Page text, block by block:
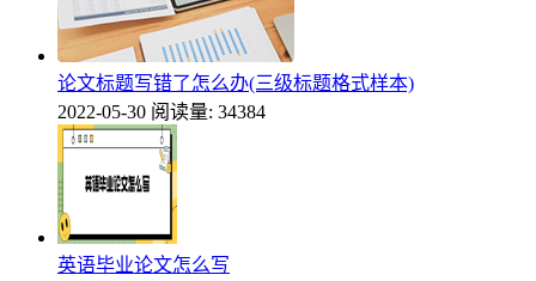
论文标题写错了怎么办(三级标题格式样本)
2022-05-30 阅读量: 34384
英语毕业论文怎么写